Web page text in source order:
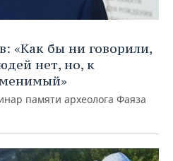
«Как бы ни говорили,
нет, но, к
памяти археолога Фаяза